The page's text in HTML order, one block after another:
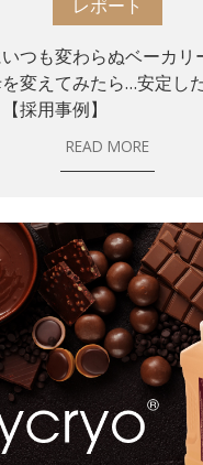
レポート
つも変わらぬベーカリ
変えてみたら…安定し
採用事例】
READ MORE